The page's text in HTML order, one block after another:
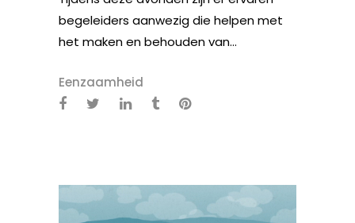
begeleiders aanwezig die helpen met
het maken en behouden van...
Eenzaamheid